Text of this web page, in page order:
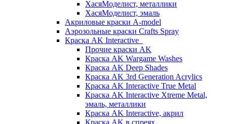
ХасяМоделист, металлики
ХасяМоделист, эмаль
Акриловые краски A-model
Аэрозольные краски Crafts Spray
Краска AK Interactive
Прочие краски AK
Краска AK Wargame Washes
Краска AK Deep Shades
Краска AK 3rd Generation Acrylics
Краска AK Interactive True Metal
Краска AK Interactive Xtreme Metal,
эмаль, металлики
Краска AK Interactive, акрил
Краска AK в спреях